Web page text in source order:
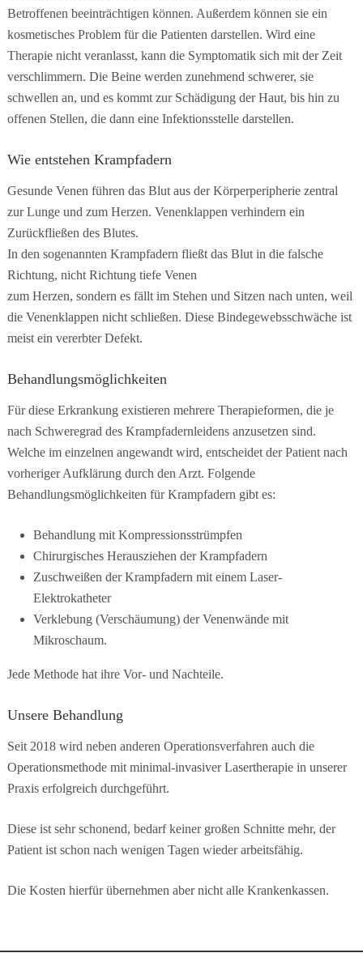
Betroffenen beeinträchtigen können. Außerdem können sie ein
kosmetisches Problem für die Patienten darstellen. Wird eine
Therapie nicht veranlasst, kann die Symptomatik sich mit der Zeit
verschlimmern. Die Beine werden zunehmend schwerer, sie
schwellen an, und es kommt zur Schädigung der Haut, bis hin zu
offenen Stellen, die dann eine Infektionsstelle darstellen.
Wie entstehen Krampfadern
Gesunde Venen führen das Blut aus der Körperperipherie zentral
zur Lunge und zum Herzen. Venenklappen verhindern ein
Zurückfließen des Blutes.
In den sogenannten Krampfadern fließt das Blut in die falsche
Richtung, nicht Richtung tiefe Venen
zum Herzen, sondern es fällt im Stehen und Sitzen nach unten, weil
die Venenklappen nicht schließen. Diese Bindegewebsschwäche ist
meist ein vererbter Defekt.
Behandlungsmöglichkeiten
Für diese Erkrankung existieren mehrere Therapieformen, die je
nach Schweregrad des Krampfadernleidens anzusetzen sind.
Welche im einzelnen angewandt wird, entscheidet der Patient nach
vorheriger Aufklärung durch den Arzt. Folgende
Behandlungsmöglichkeiten für Krampfadern gibt es:
Behandlung mit Kompressionsstrümpfen
Chirurgisches Herausziehen der Krampfadern
Zuschweißen der Krampfadern mit einem Laser-
Elektrokatheter
Verklebung (Verschäumung) der Venenwände mit
Mikroschaum.
Jede Methode hat ihre Vor- und Nachteile.
Unsere Behandlung
Seit 2018 wird neben anderen Operationsverfahren auch die
Operationsmethode mit minimal-invasiver Lasertherapie in unserer
Praxis erfolgreich durchgeführt.
Diese ist sehr schonend, bedarf keiner großen Schnitte mehr, der
Patient ist schon nach wenigen Tagen wieder arbeitsfähig.
Die Kosten hierfür übernehmen aber nicht alle Krankenkassen.